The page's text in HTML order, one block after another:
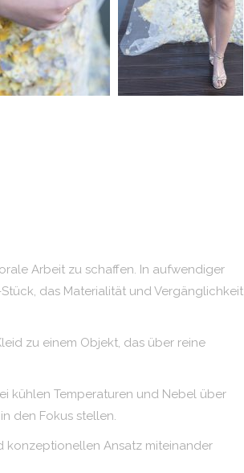
Arbeit zu schaffen. In aufwendiger
das Materialität und Vergänglichkeit
zu einem Objekt, das über reine
kühlen Temperaturen und Nebel über
den Fokus stellen.
konzeptionellen Ansatz miteinander